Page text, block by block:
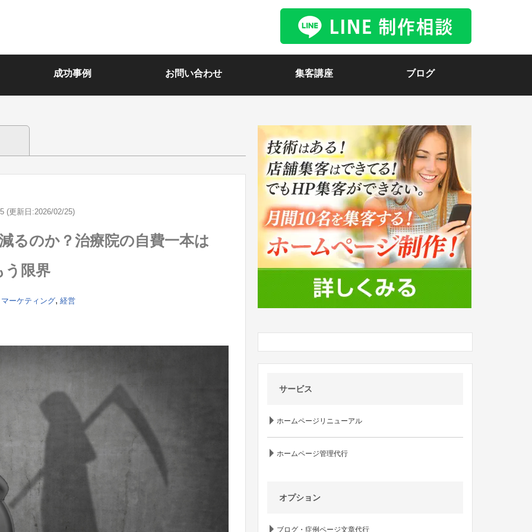
成功事例 お問い合わせ 集客講座 ブログ
(更新日:2026/02/25)
るのか？治療院の自費一本は
う限界
マーケティング, 経営
サービス
ホームページリニューアル
ホームページ管理代行
オプション
ブログ・症例ページ文章代行